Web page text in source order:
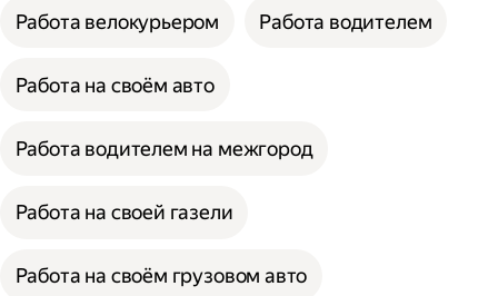
Работа велокурьером Работа водителем
Работа на своём авто
Работа водителем на межгород
Работа на своей газели
Работа на своём грузовом авто